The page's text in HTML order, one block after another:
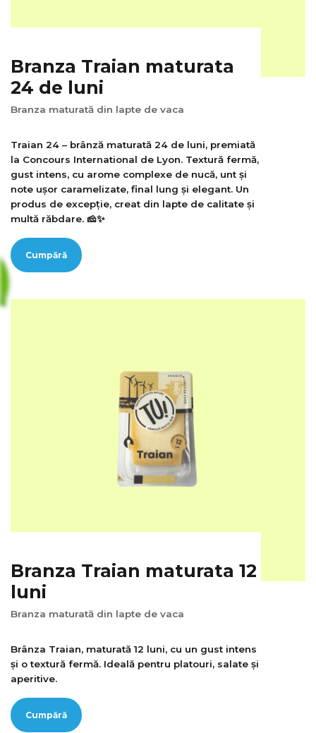
Branza Traian maturata
24 de luni
Branza maturată din lapte de vaca
Traian 24 – brânză maturată 24 de luni, premiată
la Concours International de Lyon. Textură fermă,
gust intens, cu arome complexe de nucă, unt și
note ușor caramelizate, final lung și elegant. Un
produs de excepție, creat din lapte de calitate și
multă răbdare. 🧀✨
Cumpără
Branza Traian maturata 12
luni
Branza maturată din lapte de vaca
Brânza Traian, maturată 12 luni, cu un gust intens
și o textură fermă. Ideală pentru platouri, salate și
aperitive.
Cumpără